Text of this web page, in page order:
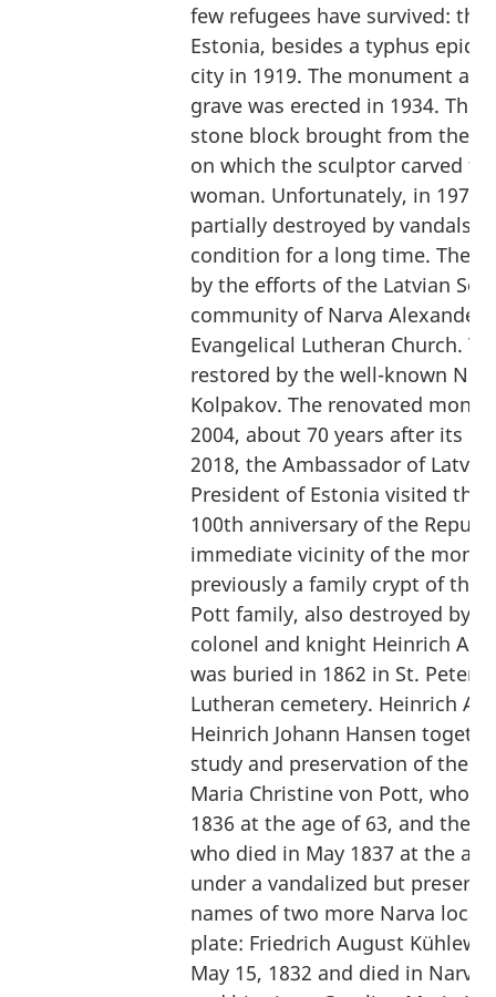
few refugees have survived:
Estonia, besides a typhus
city in 1919. The monument at
grave was erected in 1934. The
stone block brought from the
on which the sculptor carved
woman. Unfortunately, in 1970
partially destroyed by vandals
condition for a long time. The
by the efforts of the Latvian
community of Narva Alexander
Evangelical Lutheran Church.
restored by the well-known
Kolpakov. The renovated
2004, about 70 years after its
2018, the Ambassador of
President of Estonia visited
100th anniversary of the
immediate vicinity of the
previously a family crypt of the
Pott family, also destroyed by
colonel and knight Heinrich
was buried in 1862 in St.
Lutheran cemetery. Heinrich
Heinrich Johann Hansen
study and preservation of the
Maria Christine von Pott, who
1836 at the age of 63, and their
who died in May 1837 at the
under a vandalized but
names of two more Narva
plate: Friedrich August
May 15, 1832 and died in Narva